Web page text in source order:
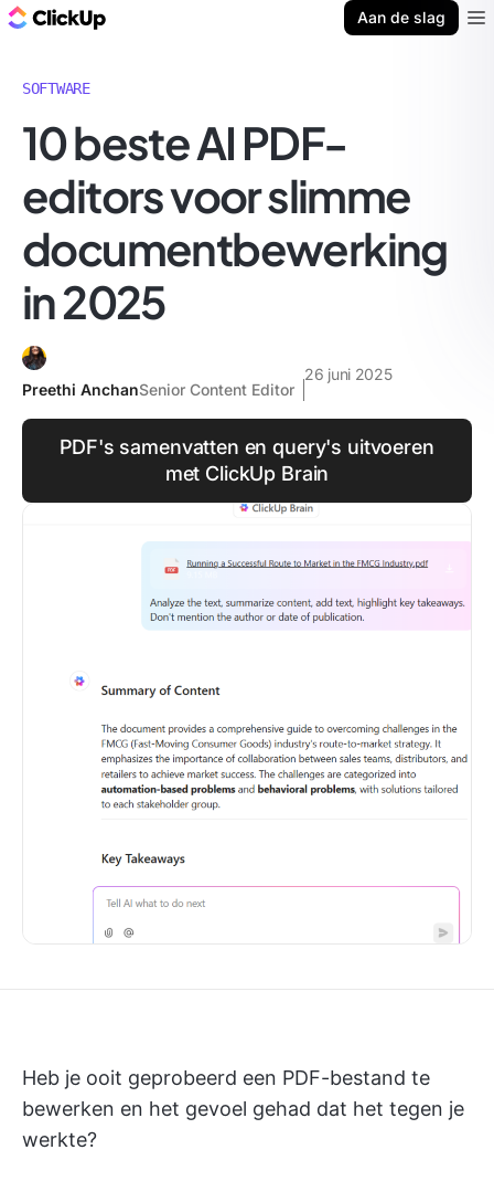
Aan de slag
SOFTWARE
10 beste AI PDF-
editors voor slimme
documentbewerking
in 2025
Preethi AnchanSenior Content Editor
26 juni 2025
PDF's samenvatten en query's uitvoeren
met ClickUp Brain
Heb je ooit geprobeerd een PDF-bestand te
bewerken en het gevoel gehad dat het tegen je
werkte?